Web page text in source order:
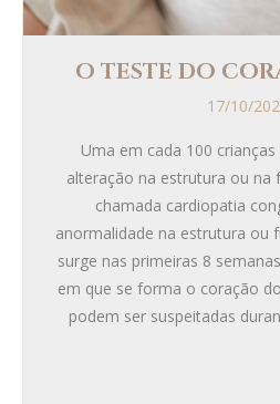
O TESTE DO
17/10/
Uma em cada 100
alteração na estrutura ou na
chamada cardiopatia
anormalidade na estrutura ou
surge nas primeiras 8
em que se forma o coração
podem ser suspeitadas